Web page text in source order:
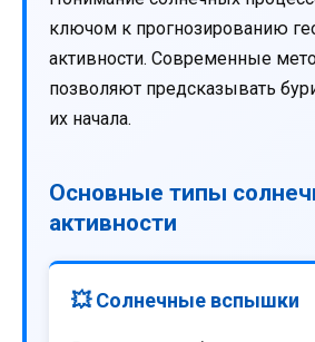
ключом к прогнозированию
активности. Современные
позволяют предсказывать
их начала.
Основные типы
активности
💥 Солнечные вспышки